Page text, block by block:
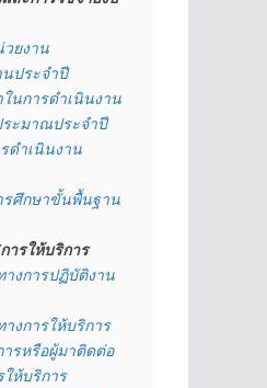
ยงาน
ประจำปี
นการดำเนินงาน
ระมาณประจำปี
ดำเนินงาน
รศึกษาขั้นพื้นฐาน
ารให้บริการ
งการปฏิบัติงาน
งการให้บริการ
รหรือผู้มาติดต่อ
ห้บริการ